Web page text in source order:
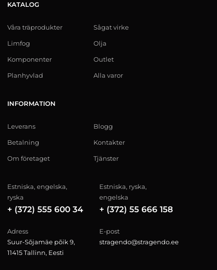
KATALOG
Våra träprodukter
Limfog
Komponenter
Planhyvlad
Sågat virke
Olja
Outlet
Alla varor
INFORMATION
Leverans
Betalning
Om företaget
Blogg
Kontakter
Tjänster
Estniska, engelska,
ryska
+ (372) 555 600 34
Estniska, ryska,
engelska
+ (372) 55 666 158
Adress
Suur-Sõjamäe põik 9,
11415 Tallinn, Eesti
E-post
stragendo@stragendo.ee